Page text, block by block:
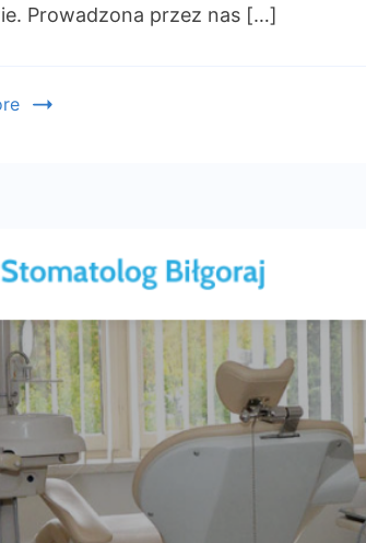
Prowadzona przez nas […]